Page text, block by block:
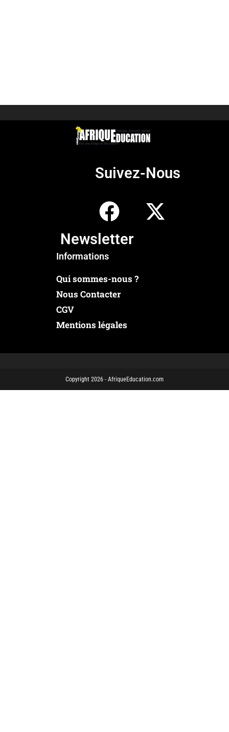
Suivez-Nous
Newsletter
Informations
Qui sommes-nous ?
Nous Contacter
CGV
Mentions légales
Copyright 2026 - AfriqueEducation.com